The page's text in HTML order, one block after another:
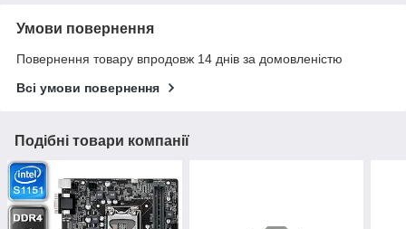
Умови повернення
Повернення товару впродовж 14 днів за домовленістю
Всі умови повернення
Подібні товари компанії